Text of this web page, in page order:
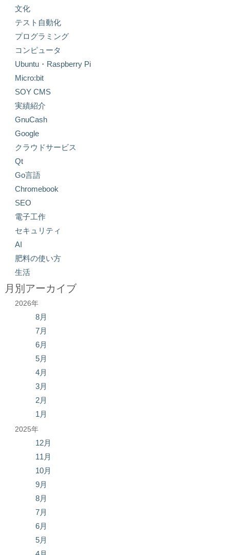
文化
テスト自動化
プログラミング
コンピュータ
Ubuntu・Raspberry Pi
Micro:bit
SOY CMS
実績紹介
GnuCash
Google
クラウドサービス
Qt
Go言語
Chromebook
SEO
電子工作
セキュリティ
AI
肥料の使い方
生活
月別アーカイブ
2026年
8月
7月
6月
5月
4月
3月
2月
1月
2025年
12月
11月
10月
9月
8月
7月
6月
5月